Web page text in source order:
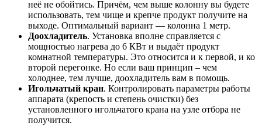
неё не обойтись. Причём, чем выше колонну вы будете
использовать, тем чище и крепче продукт получите на
выходе. Оптимальный вариант — колонна 1 метр.
Доохладитель. Установка вполне справляется с
мощностью нагрева до 6 КВт и выдаёт продукт
комнатной температуры. Это относится и к первой, и ко
второй перегонке. Но если ваш принцип – чем
холоднее, тем лучше, доохладитель вам в помощь.
Игольчатый кран. Контролировать параметры работы
аппарата (крепость и степень очистки) без
установленного игольчатого крана на узле отбора не
получится.